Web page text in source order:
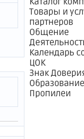
Товары и
партнеров
Общение
Календарь
ЦОК
Знак
Образование
Пропилеи